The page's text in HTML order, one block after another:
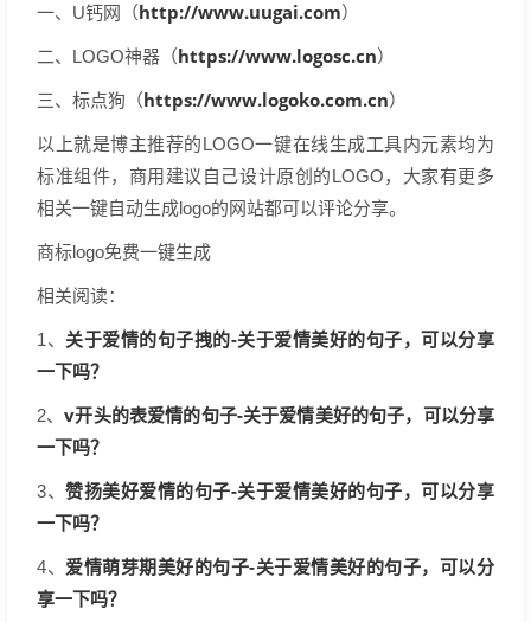
一、U钙网（http://www.uugai.com）
二、LOGO神器（https://www.logosc.cn）
三、标点狗（https://www.logoko.com.cn）
以上就是博主推荐的LOGO一键在线生成工具内元素均为
标准组件，商用建议自己设计原创的LOGO，大家有更多
相关一键自动生成logo的网站都可以评论分享。
商标logo免费一键生成
相关阅读：
1、 关于爱情的句子拽的-关于爱情美好的句子，可以分享
一下吗？
2、v开头的表爱情的句子-关于爱情美好的句子，可以分享
一下吗？
3、赞扬美好爱情的句子-关于爱情美好的句子，可以分享
一下吗？
4、 爱情萌芽期美好的句子-关于爱情美好的句子，可以分
享一下吗？